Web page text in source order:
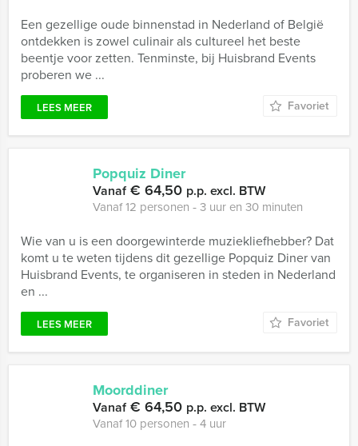
Een gezellige oude binnenstad in Nederland of België
ontdekken is zowel culinair als cultureel het beste
beentje voor zetten. Tenminste, bij Huisbrand Events
proberen we ...
LEES MEER Favoriet
Popquiz Diner
Vanaf€ 64,50 p.p. excl. BTW
Vanaf 12 personen ‐ 3 uur en 30 minuten
Wie van u is een doorgewinterde muziekliefhebber? Dat
komt u te weten tijdens dit gezellige Popquiz Diner van
Huisbrand Events, te organiseren in steden in Nederland
en ...
LEES MEER Favoriet
Moorddiner
Vanaf€ 64,50 p.p. excl. BTW
Vanaf 10 personen ‐ 4 uur